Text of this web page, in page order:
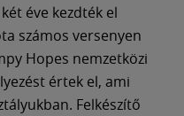
éve kezdték el
számos versenyen
Hopes nemzetközi
értek el, ami
Felkészítő